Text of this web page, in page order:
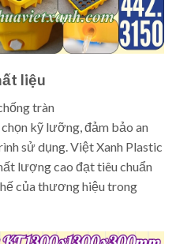
liệu
tràn
kỹ lưỡng, đảm bảo an
sử dụng. Việt Xanh Plastic
lượng cao đạt tiêu chuẩn
của thương hiệu trong